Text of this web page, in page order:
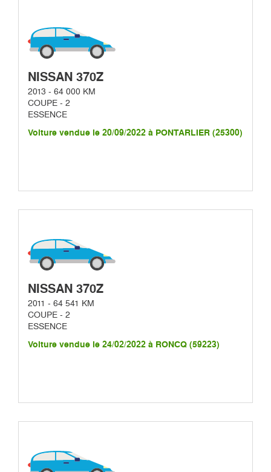
NISSAN 370Z
2013 - 64 000 KM
COUPE - 2
ESSENCE
Voiture vendue le 20/09/2022 à PONTARLIER (25300)
NISSAN 370Z
2011 - 64 541 KM
COUPE - 2
ESSENCE
Voiture vendue le 24/02/2022 à RONCQ (59223)